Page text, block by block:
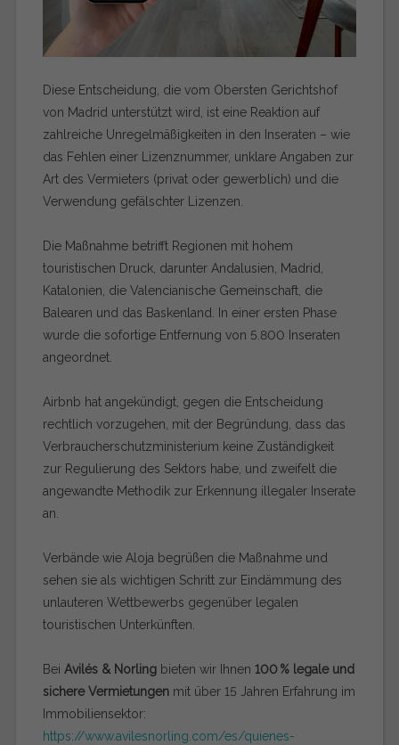
Diese Entscheidung, die vom Obersten Gerichtshof
von Madrid unterstützt wird, ist eine Reaktion auf
zahlreiche Unregelmäßigkeiten in den Inseraten – wie
das Fehlen einer Lizenznummer, unklare Angaben zur
Art des Vermieters (privat oder gewerblich) und die
Verwendung gefälschter Lizenzen.
Die Maßnahme betrifft Regionen mit hohem
touristischen Druck, darunter Andalusien, Madrid,
Katalonien, die Valencianische Gemeinschaft, die
Balearen und das Baskenland. In einer ersten Phase
wurde die sofortige Entfernung von 5.800 Inseraten
angeordnet.
Airbnb hat angekündigt, gegen die Entscheidung
rechtlich vorzugehen, mit der Begründung, dass das
Verbraucherschutzministerium keine Zuständigkeit
zur Regulierung des Sektors habe, und zweifelt die
angewandte Methodik zur Erkennung illegaler Inserate
an.
Verbände wie Aloja begrüßen die Maßnahme und
sehen sie als wichtigen Schritt zur Eindämmung des
unlauteren Wettbewerbs gegenüber legalen
touristischen Unterkünften.
BeiAvilés & Norling bieten wir Ihnen100 % legale und
sichere Vermietungen mit über 15 Jahren Erfahrung im
Immobiliensektor:
https://www.avilesnorling.com/es/quienes-